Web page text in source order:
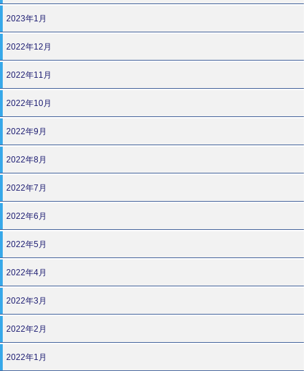
2023年1月
2022年12月
2022年11月
2022年10月
2022年9月
2022年8月
2022年7月
2022年6月
2022年5月
2022年4月
2022年3月
2022年2月
2022年1月